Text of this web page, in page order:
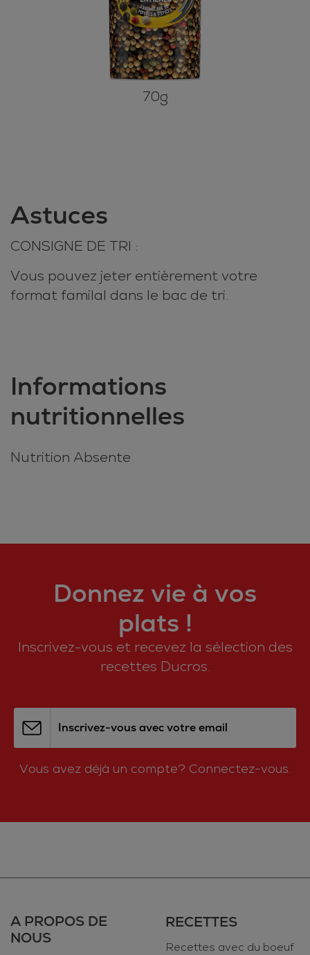
70g
Astuces
CONSIGNE DE TRI :
Vous pouvez jeter entièrement votre
format familal dans le bac de tri.
Informations
nutritionnelles
Nutrition Absente
Donnez vie à vos
plats !
Inscrivez-vous et recevez la sélection des
recettes Ducros.
Inscrivez-vous avec votre email
Vous avez déjà un compte? Connectez-vous.
A PROPOS DE
NOUS
RECETTES
Recettes avec du boeuf